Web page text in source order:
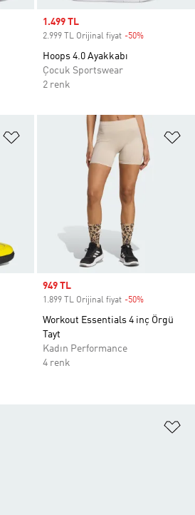
Sale price
1.499 TL
2.999 TL Orijinal fiyat -50%
Hoops 4.0 Ayakkabı
Çocuk Sportswear
2 renk
Favori Listesine Ekle
Sale price
949 TL
1.899 TL Orijinal fiyat -50%
Workout Essentials 4 inç Örgü
Tayt
Kadın Performance
4 renk